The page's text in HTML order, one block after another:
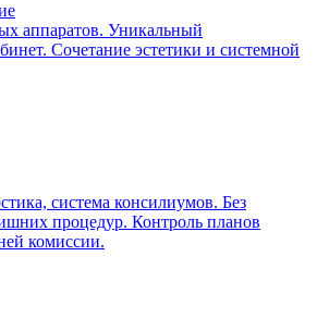
аппаратов. Уникальный
Сочетание эстетики и системной
система консилиумов. Без
процедур. Контроль планов
комиссии.